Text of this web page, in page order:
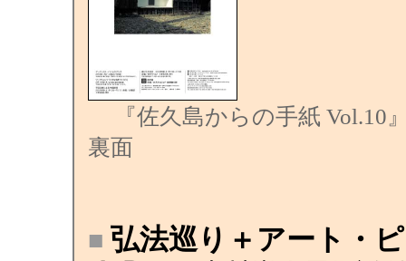
『佐久島からの手紙 Vol.10
裏面
■ 弘法巡り＋アート・